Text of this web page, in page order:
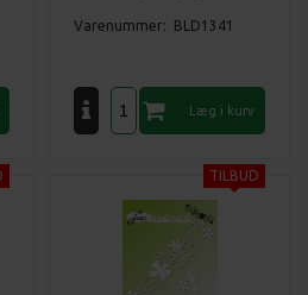
Varenummer: BLD1341